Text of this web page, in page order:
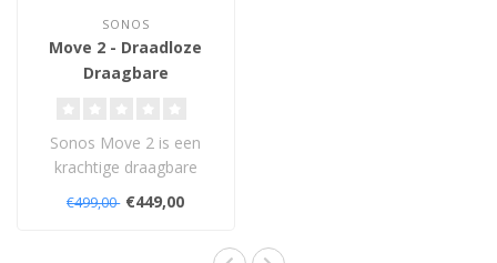
SONOS
Move 2 - Draadloze
Draagbare
Sonos Move 2 is een
krachtige draagbare
speaker met
stereogeluid, wifi en
€499,00 €449,00